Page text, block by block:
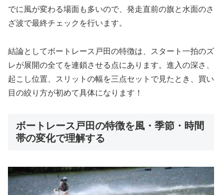
でに風が変わる場面も多いので、発走直前の旗と水面のさ
ざ波で最終チェックを行います。
結論としてボートレース戸田の特徴は、スタート一拍のズ
レが展開の全てを連鎖させる点にあります。進入の深さ、
起こし位置、スリットの幅を三点セットで見たとき、買い
目の絞り方が初めて具体になります！
ボートレース戸田の特徴を風・季節・時間
帯の変化で理解する